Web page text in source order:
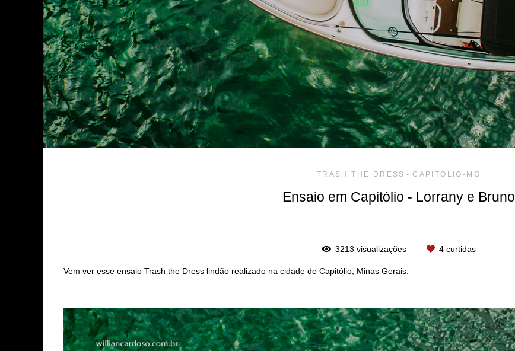
TRASH THE DRESS CAPITÓLIO-MG
Ensaio em Capitólio - Lorrany e Bruno
3213 visualizações 4 curtidas
Vem ver esse ensaio Trash the Dress lindão realizado na cidade de Capitólio, Minas Gerais.